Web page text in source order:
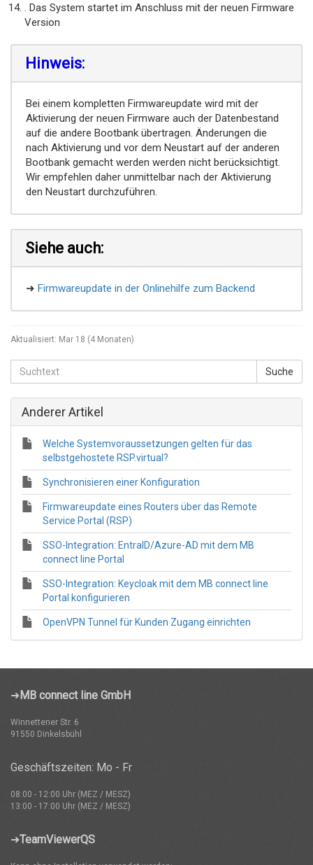
. Das System startet im Anschluss mit der neuen Firmware
Version
Hinweis:
Bei einem kompletten Firmwareupdate wird mit der
Aktivierung der neuen Firmware auch der Datenbestand
auf die andere Bootbank übertragen. Änderungen die
nach Aktivierung und vor dem Neustart auf der anderen
Bootbank gemacht werden werden nicht berücksichtigt.
Wir empfehlen daher unmittelbar nach der Aktivierung
den Neustart durchzuführen.
Siehe auch:
➜ Firmwareupdate in der Onlinehilfe zum Backend
Aktualisiert: Mar 18 (4 Monaten)
Anderer Artikel
Welche Systemvoraussetzungen gelten für das
selbstgehostete RSP.virtual?
Synchronisieren einer Konfiguration
Firmwareupdate eines Routers über das Remote
Service Portal (RSP)
SSO-Integration: EntraID/Azure-AD mit dem MB
connect line Portal
SSO-Integration: Keycloak mit dem MB connect line
Portal konfigurieren
OpenVPN Tunnel für Kunden Zugang einrichten
➜ MB connect line GmbH
Winnettener Str. 6
91550 Dinkelsbühl
Geschäftszeiten: Mo - Fr
08:00 - 12:00 Uhr (MEZ / MESZ)
13:00 - 17:00 Uhr (MEZ / MESZ)
➜TeamViewerQS